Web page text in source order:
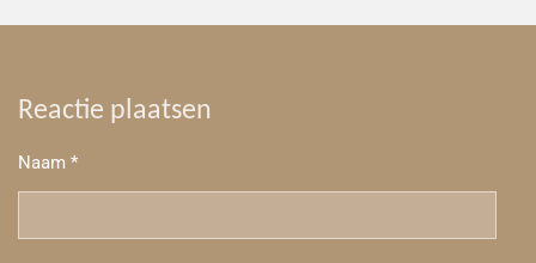
Reactie plaatsen
Naam *